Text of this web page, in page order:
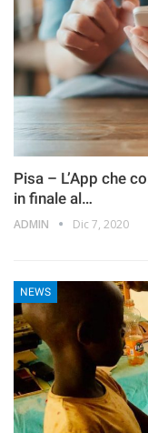
Pisa – L’App che
in finale al…
ADMIN Dic 7, 2020
NEWS